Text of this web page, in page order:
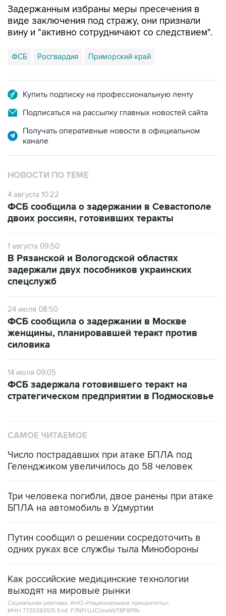
Задержанным избраны меры пресечения в
виде заключения под стражу, они признали
вину и "активно сотрудничают со следствием".
ФСБ Росгвардия Приморский край
Купить подписку на профессиональную ленту
Подписаться на рассылку главных новостей сайта
Получать оперативные новости в официальном
канале
НОВОСТИ ПО ТЕМЕ
4 августа 10:22
ФСБ сообщила о задержании в Севастополе
двоих россиян, готовивших теракты
1 августа 09:50
В Рязанской и Вологодской областях
задержали двух пособников украинских
спецслужб
24 июля 08:50
ФСБ сообщила о задержании в Москве
женщины, планировавшей теракт против
силовика
14 июля 09:05
ФСБ задержала готовившего теракт на
стратегическом предприятии в Подмосковье
САМОЕ ЧИТАЕМОЕ
Число пострадавших при атаке БПЛА под
Геленджиком увеличилось до 58 человек
Три человека погибли, двое ранены при атаке
БПЛА на автомобиль в Удмуртии
Путин сообщил о решении сосредоточить в
одних руках все службы тыла Минобороны
Как российские медицинские технологии
выходят на мировые рынки
Социальная реклама, АНО «Национальные приоритеты».
ИНН 7725383515 Erid: F7NfYUJCUneVdTRF8PRs